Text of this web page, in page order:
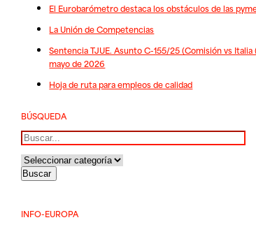
El Eurobarómetro destaca los obstáculos de las
La Unión de Competencias
Sentencia TJUE. Asunto C-155/25 (Comisión vs
mayo de 2026
Hoja de ruta para empleos de calidad
BÚSQUEDA
Buscar
INFO-EUROPA